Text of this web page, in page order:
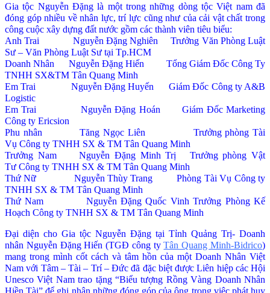
Gia tộc Nguyễn Đặng là một trong những dòng tộc Việt nam đã
đóng góp nhiều về nhân lực, trí lực cũng như của cải vật chất trong
công cuộc xây dựng đất nước gồm các thành viên tiêu biểu:
Anh Trai Nguyễn Đặng Nghiên Trưởng Văn Phòng Luật
Sư – Văn Phòng Luật Sư tại Tp.HCM
Doanh Nhân Nguyễn Đặng Hiến Tổng Giám Đốc Công Ty
TNHH SX&TM Tân Quang Minh
Em Trai Nguyễn Đặng Huyến Giám Đốc Công ty A&B
Logistic
Em Trai Nguyễn Đặng Hoán Giám Đốc Marketing
Công ty Ericsion
Phu nhân Tăng Ngọc Liên Trưởng phòng Tài
Vụ Công ty TNHH SX & TM Tân Quang Minh
Trưởng Nam Nguyễn Đặng Minh Trị Trưởng phòng Vật
Tư Công ty TNHH SX & TM Tân Quang Minh
Thứ Nữ Nguyễn Thùy Trang Phòng Tài Vụ Công ty
TNHH SX & TM Tân Quang Minh
Thứ Nam Nguyễn Đặng Quốc Vinh Trưởng Phòng Kế
Hoạch Công ty TNHH SX & TM Tân Quang Minh
Đại diện cho Gia tộc Nguyễn Đặng tại Tỉnh Quảng Trị- Doanh
nhân Nguyễn Đặng Hiến (TGĐ công tyTân Quang Minh-Bidrico)
mang trong mình cốt cách và tâm hồn của một Doanh Nhân Việt
Nam với Tâm – Tài – Trí – Đức đã đặc biệt được Liên hiệp các Hội
Unesco Việt Nam trao tặng “Biểu tượng Rồng Vàng Doanh Nhân
Hiền Tài” để ghi nhận những đóng góp của ông trong việc phát huy